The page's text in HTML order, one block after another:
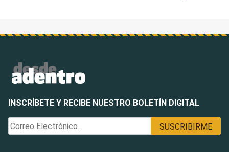
INSCRÍBETE Y RECIBE NUESTRO BOLETÍN DIGITAL